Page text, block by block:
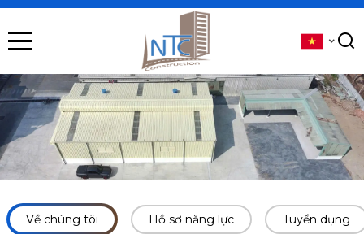
Về chúng tôi Hồ sơ năng lực Tuyển dụng